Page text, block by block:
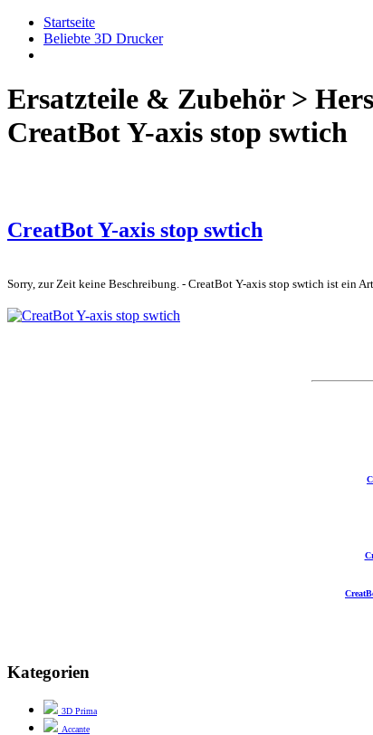
Startseite
Beliebte 3D Drucker
Ersatzteile & Zubehör >
CreatBot Y-axis stop swtich
CreatBot Y-axis stop swtich
Sorry, zur Zeit keine Beschreibung. - CreatBot Y-axis stop swtich ist ein
Kategorien
3D Prima
Accante